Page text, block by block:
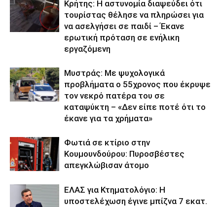
Κρήτης: Η αστυνομία διαψεύδει ότι
τουρίστας θέλησε να πληρώσει για
να ασελγήσει σε παιδί – Έκανε
ερωτική πρόταση σε ενήλικη
εργαζόμενη
Μυστράς: Με ψυχολογικά
προβλήματα ο 55χρονος που έκρυψε
τον νεκρό πατέρα του σε
καταψύκτη – «Δεν είπε ποτέ ότι το
έκανε για τα χρήματα»
Φωτιά σε κτίριο στην
Κουμουνδούρου: Πυροσβέστες
απεγκλώβισαν άτομο
ΕΛΑΣ για Κτηματολόγιο: Η
υποστελέχωση έγινε μπίζνα 7 εκατ.